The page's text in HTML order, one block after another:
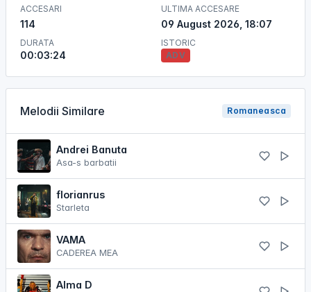
ACCESARI
114
DURATA
00:03:24
ULTIMA ACCESARE
09 August 2026, 18:07
ISTORIC
ADV
Melodii Similare Romaneasca
Andrei Banuta
Asa-s barbatii
florianrus
Starleta
VAMA
CADEREA MEA
Alma D